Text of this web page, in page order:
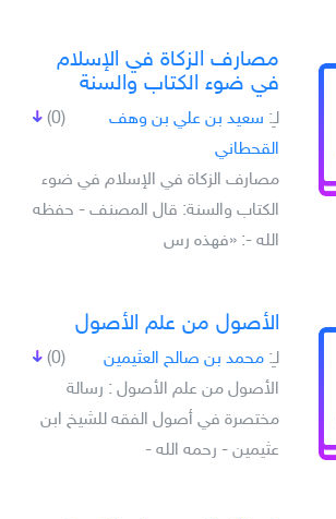
مصارف الزكاة في الإسلام
في ضوء الكتاب والسنة
(0) لـِ: سعيد بن علي بن وهف
القحطاني
مصارف الزكاة في الإسلام في ضوء
الكتاب والسنة: قال المصنف - حفظه
الله -: «فهذه رس
الأصول من علم الأصول
(0) لـِ: محمد بن صالح العثيمين
الأصول من علم الأصول : رسالة
مختصرة في أصول الفقه للشيخ ابن
عثيمين - رحمه الله -